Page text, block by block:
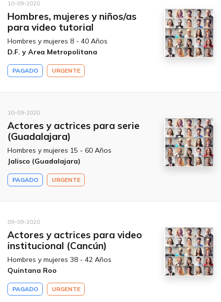
10-09-2020
Hombres, mujeres y niños/as
para video tutorial
Hombres y mujeres 8 - 40 Años
D.F. y Area Metropolitana
PAGADO URGENTE
10-09-2020
Actores y actrices para serie
(Guadalajara)
Hombres y mujeres 15 - 60 Años
Jalisco (Guadalajara)
PAGADO URGENTE
09-09-2020
Actores y actrices para video
institucional (Cancún)
Hombres y mujeres 38 - 42 Años
Quintana Roo
PAGADO URGENTE